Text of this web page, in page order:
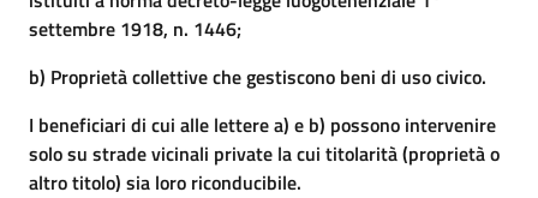
settembre 1918, n. 1446;
b) Proprietà collettive che gestiscono beni di uso civico.
I beneficiari di cui alle lettere a) e b) possono intervenire
solo su strade vicinali private la cui titolarità (proprietà o
altro titolo) sia loro riconducibile.